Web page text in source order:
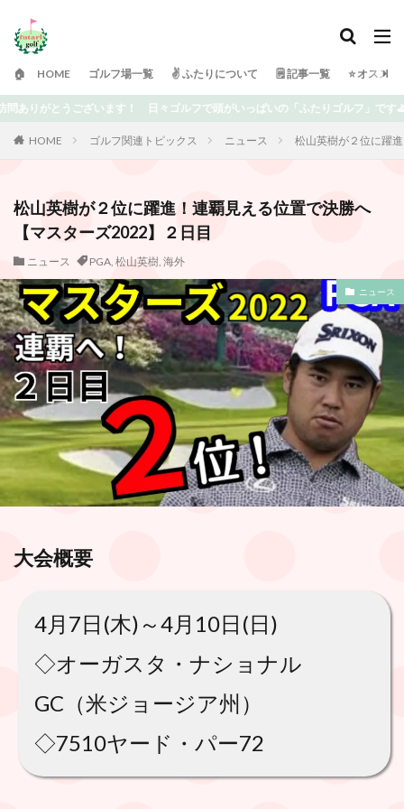
🏠 HOME ゴルフ場一覧 ✌️ ふたりについて 🗒 記事一覧 ⭐️ オスス
で頭がいっぱいの「ふたりゴルフ」です⛳️ 上達を目指している中での失敗や
HOME ゴルフ関連トピックス ニュース 松山英樹が２位に躍
松山英樹が２位に躍進！連覇見える位置で決勝へ
【マスターズ2022】２日目
ニュース PGA, 松山英樹, 海外
ニュース
大会概要
4月7日(木)～4月10日(日)
◇オーガスタ・ナショナル
GC（米ジョージア州）
◇7510ヤード・パー72